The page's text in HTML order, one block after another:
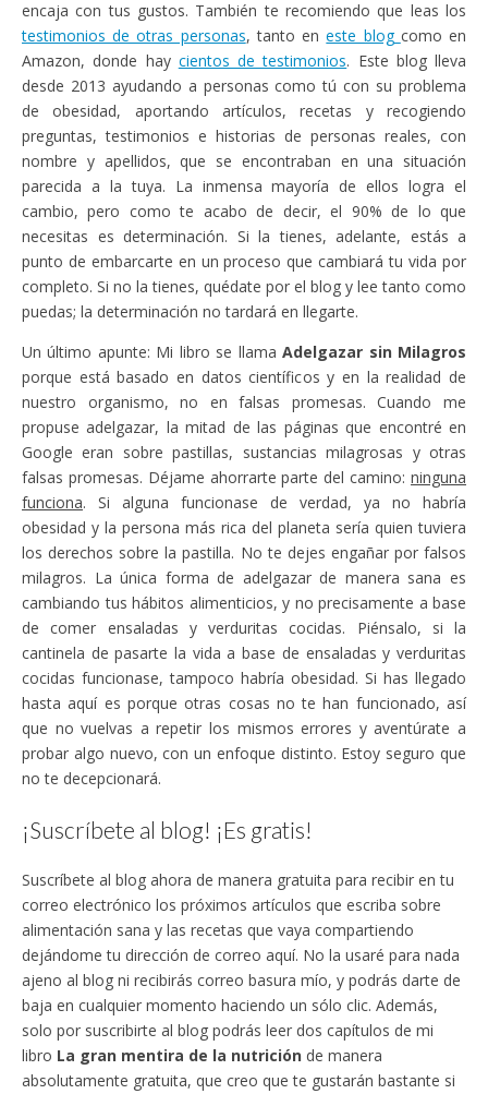
encaja con tus gustos. También te recomiendo que leas los
testimonios de otras personas, tanto eneste blog como en
Amazon, donde hay cientos de testimonios. Este blog lleva
desde 2013 ayudando a personas como tú con su problema
de obesidad, aportando artículos, recetas y recogiendo
preguntas, testimonios e historias de personas reales, con
nombre y apellidos, que se encontraban en una situación
parecida a la tuya. La inmensa mayoría de ellos logra el
cambio, pero como te acabo de decir, el 90% de lo que
necesitas es determinación. Si la tienes, adelante, estás a
punto de embarcarte en un proceso que cambiará tu vida por
completo. Si no la tienes, quédate por el blog y lee tanto como
puedas; la determinación no tardará en llegarte.
Un último apunte: Mi libro se llamaAdelgazar sin Milagros
porque está basado en datos científicos y en la realidad de
nuestro organismo, no en falsas promesas. Cuando me
propuse adelgazar, la mitad de las páginas que encontré en
Google eran sobre pastillas, sustancias milagrosas y otras
falsas promesas. Déjame ahorrarte parte del camino: ninguna
funciona. Si alguna funcionase de verdad, ya no habría
obesidad y la persona más rica del planeta sería quien tuviera
los derechos sobre la pastilla. No te dejes engañar por falsos
milagros. La única forma de adelgazar de manera sana es
cambiando tus hábitos alimenticios, y no precisamente a base
de comer ensaladas y verduritas cocidas. Piénsalo, si la
cantinela de pasarte la vida a base de ensaladas y verduritas
cocidas funcionase, tampoco habría obesidad. Si has llegado
hasta aquí es porque otras cosas no te han funcionado, así
que no vuelvas a repetir los mismos errores y aventúrate a
probar algo nuevo, con un enfoque distinto. Estoy seguro que
no te decepcionará.
¡Suscríbete al blog! ¡Es gratis!
Suscríbete al blog ahora de manera gratuita para recibir en tu
correo electrónico los próximos artículos que escriba sobre
alimentación sana y las recetas que vaya compartiendo
dejándome tu dirección de correo aquí. No la usaré para nada
ajeno al blog ni recibirás correo basura mío, y podrás darte de
baja en cualquier momento haciendo un sólo clic. Además,
solo por suscribirte al blog podrás leer dos capítulos de mi
libro La gran mentira de la nutrición de manera
absolutamente gratuita, que creo que te gustarán bastante si